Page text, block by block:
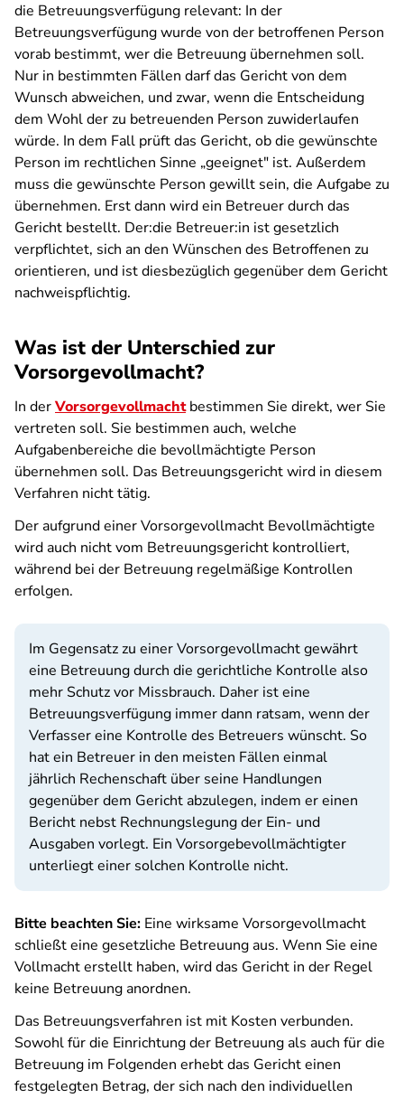
die Betreuungsverfügung relevant: In der
Betreuungsverfügung wurde von der betroffenen Person
vorab bestimmt, wer die Betreuung übernehmen soll.
Nur in bestimmten Fällen darf das Gericht von dem
Wunsch abweichen, und zwar, wenn die Entscheidung
dem Wohl der zu betreuenden Person zuwiderlaufen
würde. In dem Fall prüft das Gericht, ob die gewünschte
Person im rechtlichen Sinne „geeignet" ist. Außerdem
muss die gewünschte Person gewillt sein, die Aufgabe zu
übernehmen. Erst dann wird ein Betreuer durch das
Gericht bestellt. Der:die Betreuer:in ist gesetzlich
verpflichtet, sich an den Wünschen des Betroffenen zu
orientieren, und ist diesbezüglich gegenüber dem Gericht
nachweispflichtig.
Was ist der Unterschied zur
Vorsorgevollmacht?
In derVorsorgevollmachtbestimmen Sie direkt, wer Sie
vertreten soll. Sie bestimmen auch, welche
Aufgabenbereiche die bevollmächtigte Person
übernehmen soll. Das Betreuungsgericht wird in diesem
Verfahren nicht tätig.
Der aufgrund einer Vorsorgevollmacht Bevollmächtigte
wird auch nicht vom Betreuungsgericht kontrolliert,
während bei der Betreuung regelmäßige Kontrollen
erfolgen.
Im Gegensatz zu einer Vorsorgevollmacht gewährt
eine Betreuung durch die gerichtliche Kontrolle also
mehr Schutz vor Missbrauch. Daher ist eine
Betreuungsverfügung immer dann ratsam, wenn der
Verfasser eine Kontrolle des Betreuers wünscht. So
hat ein Betreuer in den meisten Fällen einmal
jährlich Rechenschaft über seine Handlungen
gegenüber dem Gericht abzulegen, indem er einen
Bericht nebst Rechnungslegung der Ein- und
Ausgaben vorlegt. Ein Vorsorgebevollmächtigter
unterliegt einer solchen Kontrolle nicht.
Bitte beachten Sie: Eine wirksame Vorsorgevollmacht
schließt eine gesetzliche Betreuung aus. Wenn Sie eine
Vollmacht erstellt haben, wird das Gericht in der Regel
keine Betreuung anordnen.
Das Betreuungsverfahren ist mit Kosten verbunden.
Sowohl für die Einrichtung der Betreuung als auch für die
Betreuung im Folgenden erhebt das Gericht einen
festgelegten Betrag, der sich nach den individuellen